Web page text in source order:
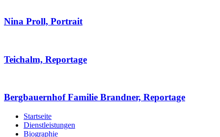
Nina Proll, Portrait
Teichalm, Reportage
Bergbauernhof Familie Brandner, Reportage
Startseite
Dienstleistungen
Biographie